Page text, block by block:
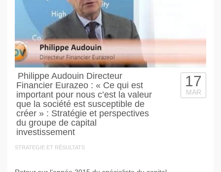
Philippe Audouin Directeur
Financier Eurazeo : « Ce qui est
important pour nous c’est la valeur
que la société est susceptible de
créer » : Stratégie et perspectives
du groupe de capital
investissement
STRATEGIE ET RÉSULTATS
17
MAR